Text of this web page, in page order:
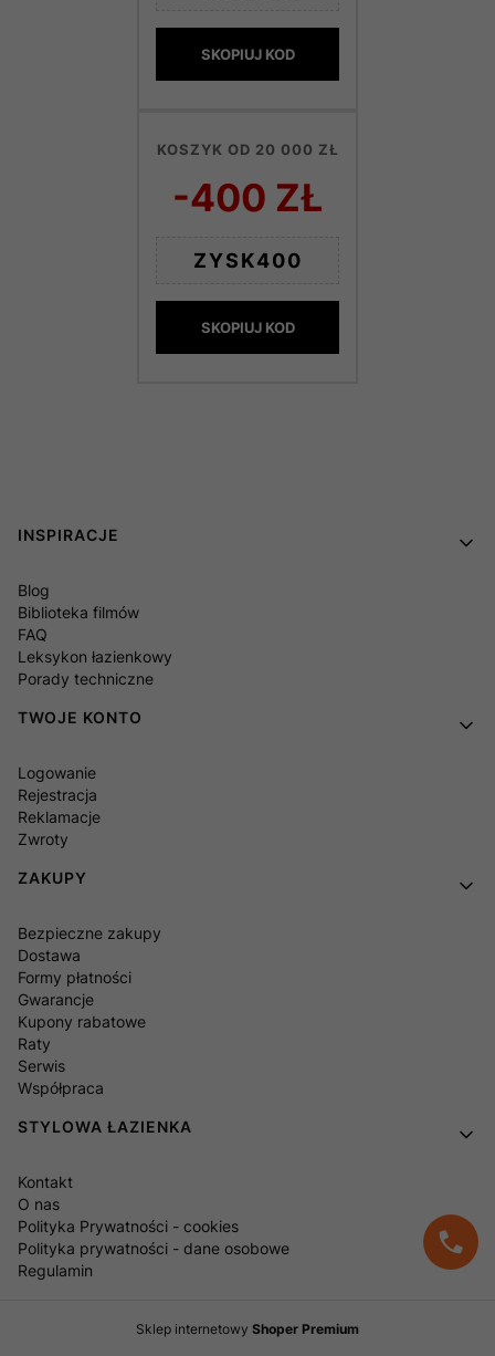
SKOPIUJ KOD
KOSZYK OD 20 000 ZŁ
-400 ZŁ
ZYSK400
SKOPIUJ KOD
Linki w stopce
INSPIRACJE
Blog
Biblioteka filmów
FAQ
Leksykon łazienkowy
Porady techniczne
TWOJE KONTO
Logowanie
Rejestracja
Reklamacje
Zwroty
ZAKUPY
Bezpieczne zakupy
Dostawa
Formy płatności
Gwarancje
Kupony rabatowe
Raty
Serwis
Współpraca
STYLOWA ŁAZIENKA
Kontakt
O nas
Polityka Prywatności - cookies
Polityka prywatności - dane osobowe
Regulamin
Sklep internetowy Shoper Premium